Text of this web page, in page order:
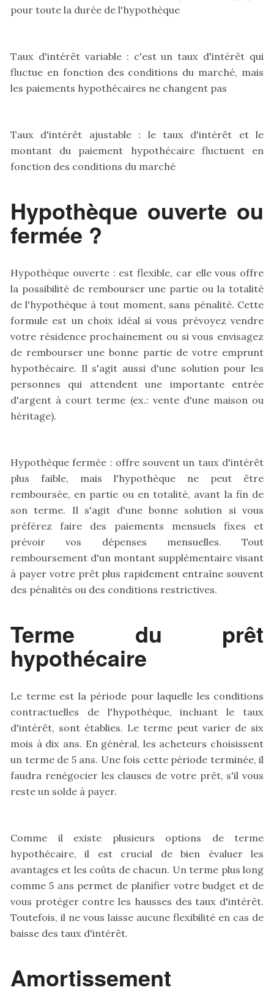
pour toute la durée de l'hypothèque
Taux d'intérêt variable : c'est un taux d'intérêt qui
fluctue en fonction des conditions du marché, mais
les paiements hypothécaires ne changent pas
Taux d'intérêt ajustable : le taux d'intérêt et le
montant du paiement hypothécaire fluctuent en
fonction des conditions du marché
Hypothèque ouverte ou
fermée ?
Hypothèque ouverte : est flexible, car elle vous offre
la possibilité de rembourser une partie ou la totalité
de l'hypothèque à tout moment, sans pénalité. Cette
formule est un choix idéal si vous prévoyez vendre
votre résidence prochainement ou si vous envisagez
de rembourser une bonne partie de votre emprunt
hypothécaire. Il s'agit aussi d'une solution pour les
personnes qui attendent une importante entrée
d'argent à court terme (ex.: vente d'une maison ou
héritage).
Hypothèque fermée : offre souvent un taux d'intérêt
plus faible, mais l'hypothèque ne peut être
remboursée, en partie ou en totalité, avant la fin de
son terme. Il s'agit d'une bonne solution si vous
préférez faire des paiements mensuels fixes et
prévoir vos dépenses mensuelles. Tout
remboursement d'un montant supplémentaire visant
à payer votre prêt plus rapidement entraîne souvent
des pénalités ou des conditions restrictives.
Terme du prêt
hypothécaire
Le terme est la période pour laquelle les conditions
contractuelles de l'hypothèque, incluant le taux
d'intérêt, sont établies. Le terme peut varier de six
mois à dix ans. En général, les acheteurs choisissent
un terme de 5 ans. Une fois cette période terminée, il
faudra renégocier les clauses de votre prêt, s'il vous
reste un solde à payer.
Comme il existe plusieurs options de terme
hypothécaire, il est crucial de bien évaluer les
avantages et les coûts de chacun. Un terme plus long
comme 5 ans permet de planifier votre budget et de
vous protéger contre les hausses des taux d'intérêt.
Toutefois, il ne vous laisse aucune flexibilité en cas de
baisse des taux d'intérêt.
Amortissement